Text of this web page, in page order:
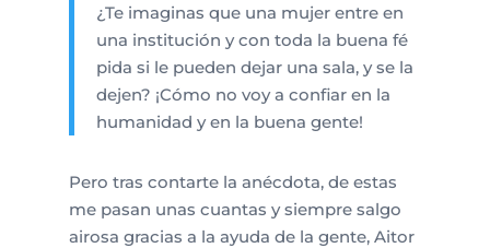
¿Te imaginas que una mujer entre en
una institución y con toda la buena fé
pida si le pueden dejar una sala, y se la
dejen? ¡Cómo no voy a confiar en la
humanidad y en la buena gente!
Pero tras contarte la anécdota, de estas
me pasan unas cuantas y siempre salgo
airosa gracias a la ayuda de la gente, Aitor